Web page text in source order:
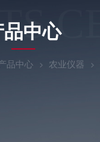
品中心
品中心 农业仪器